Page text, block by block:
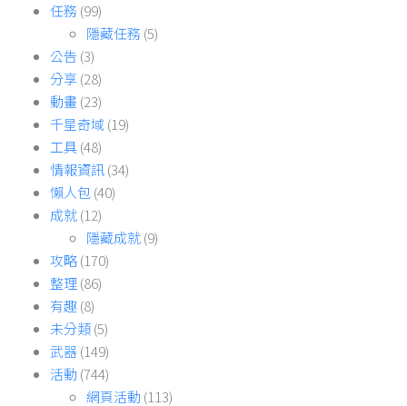
任務 (99)
隱藏任務 (5)
公告 (3)
分享(28)
動畫(23)
千星奇域 (19)
工具(48)
情報資訊(34)
懶人包(40)
成就(12)
隱藏成就(9)
攻略(170)
整理(86)
有趣(8)
未分類(5)
武器(149)
活動 (744)
網頁活動 (113)